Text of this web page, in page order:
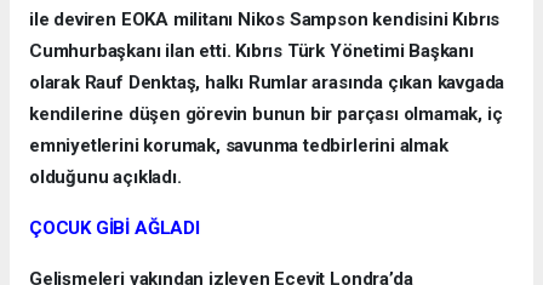
ile deviren EOKA militanı Nikos Sampson kendisini Kıbrıs
Cumhurbaşkanı ilan etti. Kıbrıs Türk Yönetimi Başkanı
olarak Rauf Denktaş, halkı Rumlar arasında çıkan kavgada
kendilerine düşen görevin bunun bir parçası olmamak, iç
emniyetlerini korumak, savunma tedbirlerini almak
olduğunu açıkladı.
ÇOCUK GİBİ AĞLADI
Gelişmeleri yakından izleyen Ecevit Londra’da